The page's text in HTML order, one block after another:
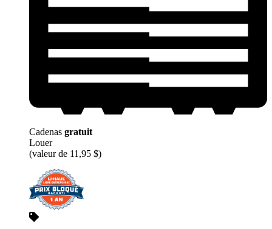
Cadenas gratuit
Louer
(valeur de 11,95 $)